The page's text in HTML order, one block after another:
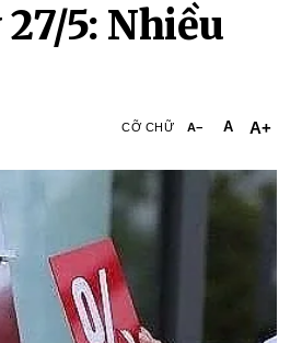
5: Nhiều
CỠ CHỮ A− A A+